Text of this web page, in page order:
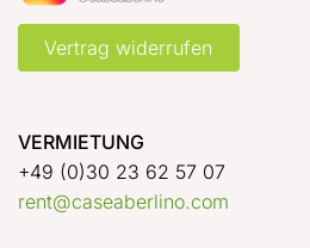
Vertrag widerrufen
VERMIETUNG
+49 (0)30 23 62 57 07
rent@caseaberlino.com